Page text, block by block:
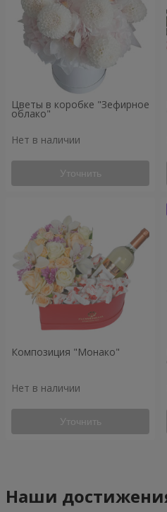
Цветы в коробке "Зефирное
облако"
Нет в наличии
Уточнить
Композиция "Монако"
Нет в наличии
Уточнить
Наши